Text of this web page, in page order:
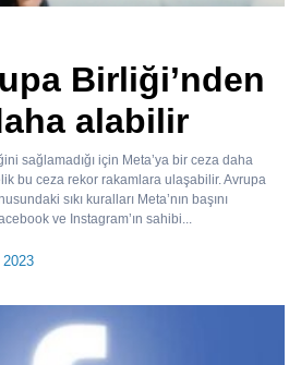
Birliği’nden
alabilir
sağlamadığı için Meta’ya bir ceza daha
bu ceza rekor rakamlara ulaşabilir. Avrupa
sıkı kuralları Meta’nın başını
ve Instagram’ın sahibi...